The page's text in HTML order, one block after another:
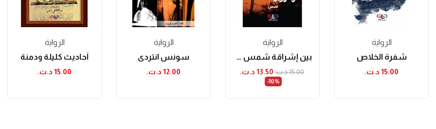
الرواية
أحاديث كليلة ودمنة
15.00 د.ت.‏
الرواية
سونس انتردي
12.00 د.ت.‏
الرواية
بين إشراقة شمس وغروبها
15.00 د.ت.‏ 13.50 د.ت.‏
‎-10%
الرواية
شفرة الخلاص
15.00 د.ت.‏